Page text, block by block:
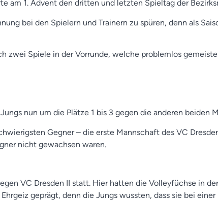
am 1. Advent den dritten und letzten Spieltag der
bei den Spielern und Trainern zu spüren, denn als
zwei Spiele in der Vorrunde, welche problemlos
nun um die Plätze 1 bis 3 gegen die anderen beiden
Gegner – die erste Mannschaft des VC
nicht gewachsen waren.
VC Dresden II statt. Hier hatten die Volleyfüchse in
geprägt, denn die Jungs wussten, dass sie bei